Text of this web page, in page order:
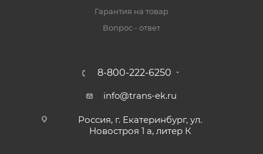
Гарантия на товар
Вопрос - ответ
8-800-222-6250
info@trans-ek.ru
Россия, г. Екатеринбург, ул.
Новостроя 1 а, литер К